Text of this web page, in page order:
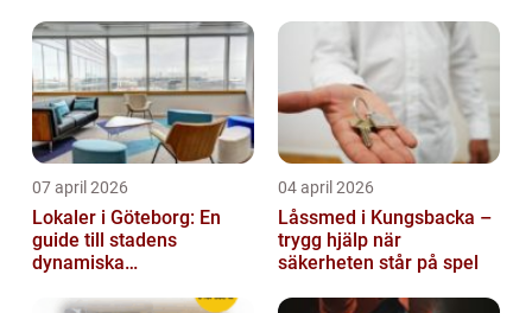
07 april 2026
Lokaler i Göteborg: En
guide till stadens
dynamiska
04 april 2026
Låssmed i Kungsbacka –
trygg hjälp när
säkerheten står på spel